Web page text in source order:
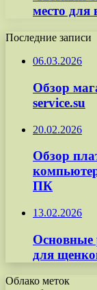
место для
Последние записи
06.03.2026
Обзор
service.su
20.02.2026
Обзор
ПК
13.02.2026
Основные
для
Облако меток